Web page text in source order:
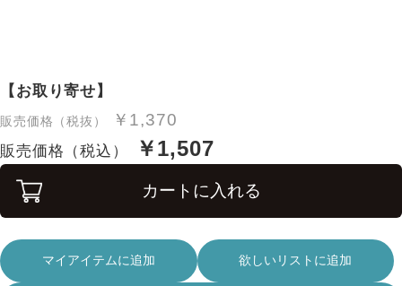
【お取り寄せ】
販売価格（税抜） ￥1,370
販売価格（税込） ￥1,507
カートに入れる
マイアイテムに追加 欲しいリストに追加